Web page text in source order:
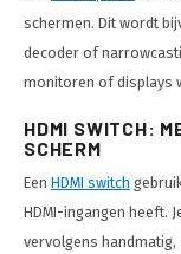
schermen. Dit wordt
decoder of
monitoren of displays
HDMI SWITCH:
SCHERM
Een HDMI switch
HDMI-ingangen heeft.
vervolgens